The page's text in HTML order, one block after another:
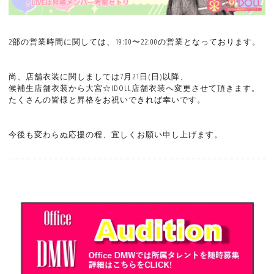
2部の営業時間に関しては、19:00〜22:00の営業となっております。
尚、店舗衣装に関しましては7月21日(日)以降、
候補生店舗衣装から大宮☆IDOLL店舗衣装へ変更させて頂きます。
たくさんの皆様と昇格をお祝いできれば幸いです。
今後も変わらぬ応援の程、宜しくお願い申し上げます。